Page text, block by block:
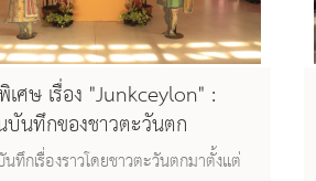
ศษ เรื่อง "Junkceylon" :
บันทึกของชาวตะวันตก
ทึกเรื่องราวโดยชาวตะวันตกมาตั้งแต่